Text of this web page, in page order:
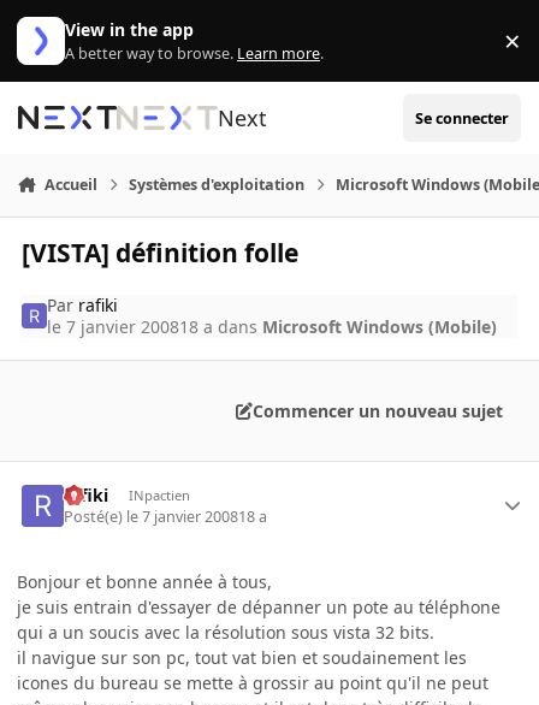
Aller au contenu
View in the app
A better way to browse. Learn more. ×
Next Se connecter
Accueil Systèmes d'exploitation Microsoft Windows
[VISTA] définition folle
Par rafiki
le 7 janvier 200818 a dans Microsoft Windows (Mobile)
Commencer un nouveau sujet
rafiki INpactien
Posté(e) le 7 janvier 200818 a
Bonjour et bonne année à tous,
je suis entrain d'essayer de dépanner un pote au téléphone
qui a un soucis avec la résolution sous vista 32 bits.
il navigue sur son pc, tout vat bien et soudainement les
icones du bureau se mette à grossir au point qu'il ne peut